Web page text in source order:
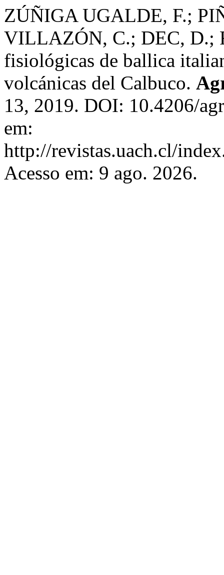
ZÚÑIGA UGALDE, F.;
VILLAZÓN, C.; DEC, D.;
fisiológicas de ballica
volcánicas del Calbuco.
13, 2019. DOI: 10.4206/
em:
http://revistas.uach.cl/
Acesso em: 9 ago. 2026.